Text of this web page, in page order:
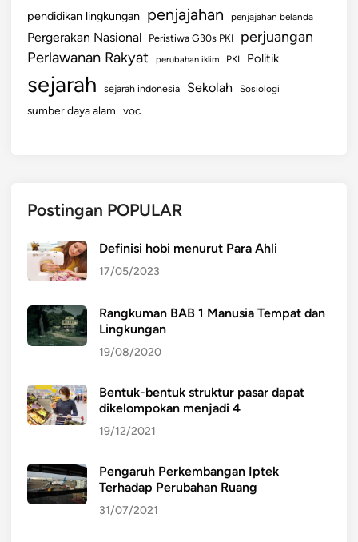
pendidikan lingkungan penjajahan penjajahan belanda
Pergerakan Nasional Peristiwa G30s PKI perjuangan
Perlawanan Rakyat perubahan iklim PKI Politik
sejarah sejarah indonesia Sekolah Sosiologi
sumber daya alam voc
Postingan POPULAR
Definisi hobi menurut Para Ahli
17/05/2023
Rangkuman BAB 1 Manusia Tempat dan
Lingkungan
19/08/2020
Bentuk-bentuk struktur pasar dapat
dikelompokan menjadi 4
19/12/2021
Pengaruh Perkembangan Iptek
Terhadap Perubahan Ruang
31/07/2021